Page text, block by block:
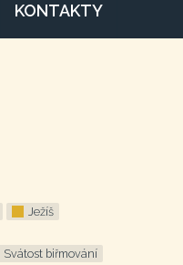
KONTAKTY
Ježíš
Svátost biřmování